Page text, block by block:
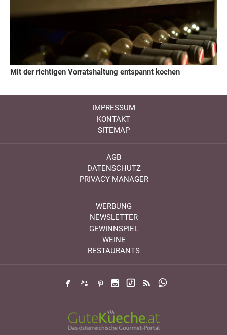
Mit der richtigen Vorratshaltung entspannt kochen
IMPRESSUM
KONTAKT
SITEMAP
AGB
DATENSCHUTZ
PRIVACY MANAGER
WERBUNG
NEWSLETTER
GEWINNSPIEL
WEINE
RESTAURANTS